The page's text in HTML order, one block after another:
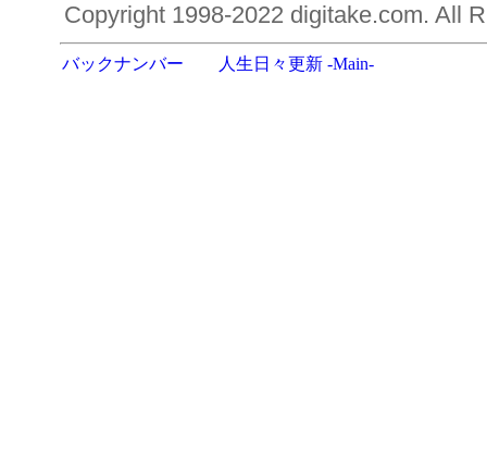
Copyright 1998-2022 digitake.com. All
バックナンバー 人生日々更新 -Main-